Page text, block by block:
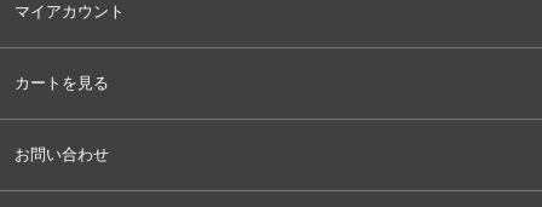
マイアカウント
カートを見る
お問い合わせ